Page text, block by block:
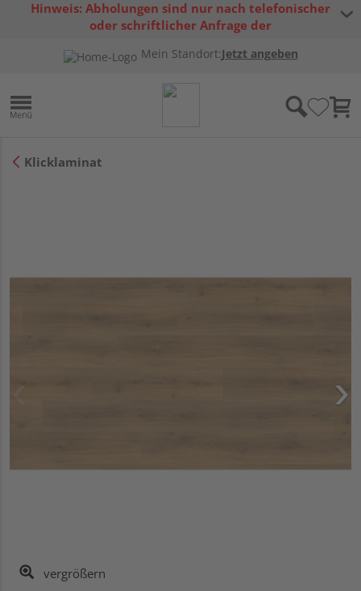
Hinweis: Abholungen sind nur nach telefonischer
oder schriftlicher Anfrage der
Mein Standort:Jetzt angeben
Klicklaminat
vergrößern